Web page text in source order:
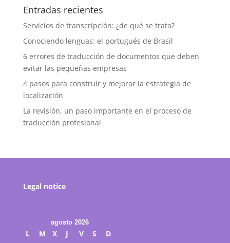
Entradas recientes
Servicios de transcripción: ¿de qué se trata?
Conociendo lenguas: el portugués de Brasil
6 errores de traducción de documentos que deben
evitar las pequeñas empresas
4 pasos para construir y mejorar la estrategia de
localización
La revisión, un paso importante en el proceso de
traducción profesional
Legal notice
agosto 2026
L M X J V S
D